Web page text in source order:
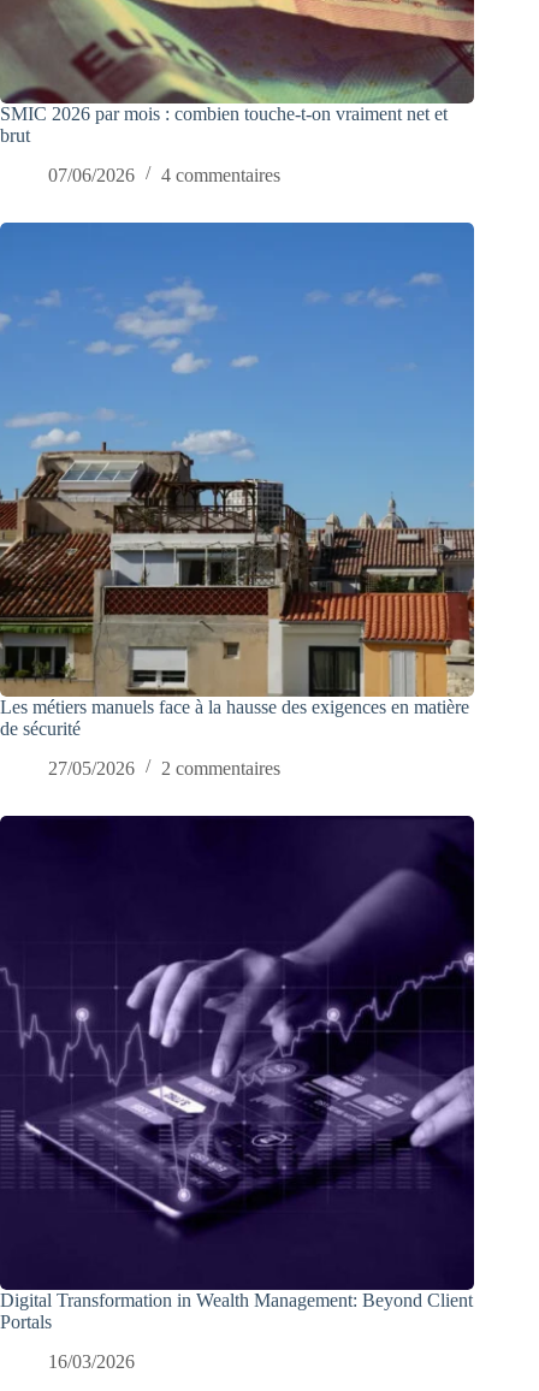
SMIC 2026 par mois : combien touche-t-on vraiment net et
brut
07/06/2026
4 commentaires
Les métiers manuels face à la hausse des exigences en matière
de sécurité
27/05/2026
2 commentaires
Digital Transformation in Wealth Management: Beyond Client
Portals
16/03/2026